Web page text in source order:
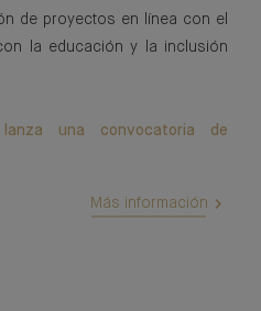
de proyectos en línea con el
la educación y la inclusión
una convocatoria de
Más información